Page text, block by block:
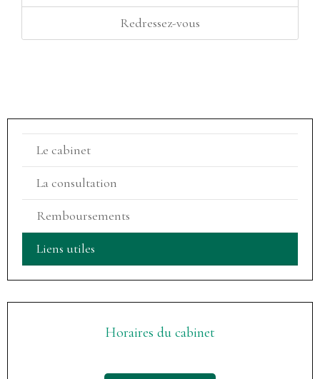
Redressez-vous
Le cabinet
La consultation
Remboursements
Liens utiles
Horaires du cabinet